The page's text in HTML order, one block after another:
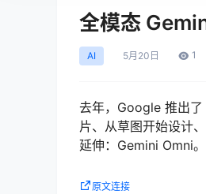
全模态
AI 5月 20日 1
去年，Google 推出
片、从草图开始设计
延伸：Gemini Omni。
原文连接